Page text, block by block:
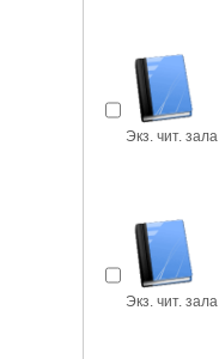
Экз. чит. зала
Экз. чит. зала